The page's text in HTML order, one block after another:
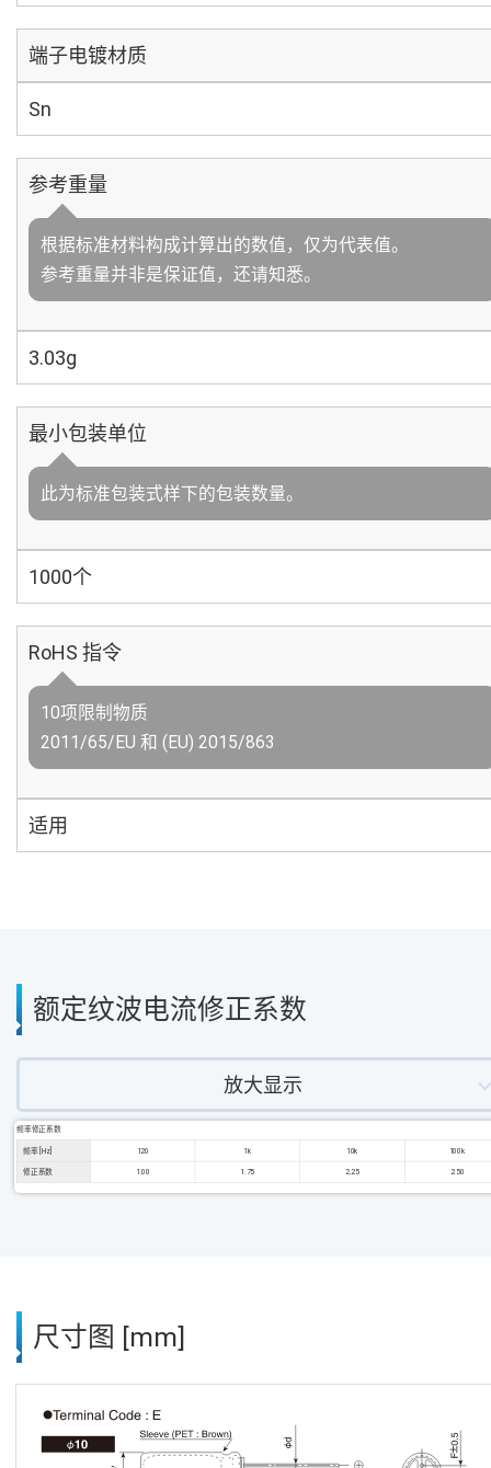
端子电镀材质
Sn
参考重量
根据标准材料构成计算出的数值，仅为代表值。
参考重量并非是保证值，还请知悉。
3.03g
最小包装单位
此为标准包装式样下的包装数量。
1000个
RoHS 指令
10项限制物质
2011/65/EU 和 (EU) 2015/863
适用
额定纹波电流修正系数
放大显示
频率修正系数
频率 [Hz] 120 1k 10k 100k
修正系数 1.00 1.75 2.25 2.50
尺寸图 [mm]